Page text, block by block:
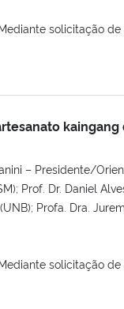
solicitação
– Presidente/
Prof. Dr. Daniel
Profa. Dra.
solicitação